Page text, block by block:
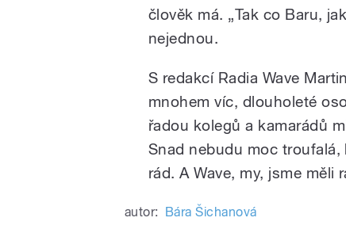
člověk má. „Tak co Baru,
nejednou.
S redakcí Radia Wave
mnohem víc, dlouholeté
řadou kolegů a kamarádů
Snad nebudu moc troufalá,
rád. A Wave, my, jsme
autor: Bára Šichanová